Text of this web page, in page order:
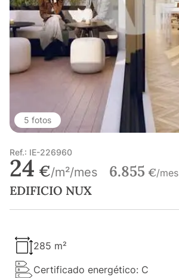
5 fotos
Ref.: IE-226960
24 €/m²/mes 6.855 €/mes
EDIFICIO NUX
285 m²
Certificado energético: C